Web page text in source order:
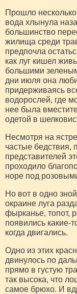
Прошло
вода хлынула
большинство
жилища среди
предпочла
как луг кишел
большими
дни июля она
придерживаясь
водорослей, где
нее была
одетой в
Несмотря на
частые бедствия,
представителей
проходило
норе под
Но вот в одно
окраине луга
фырканье, топот,
появились какие-
когда двигались.
Одно из этих
двинулось по
прямо в густую
так высока, что
самое брюхо. И